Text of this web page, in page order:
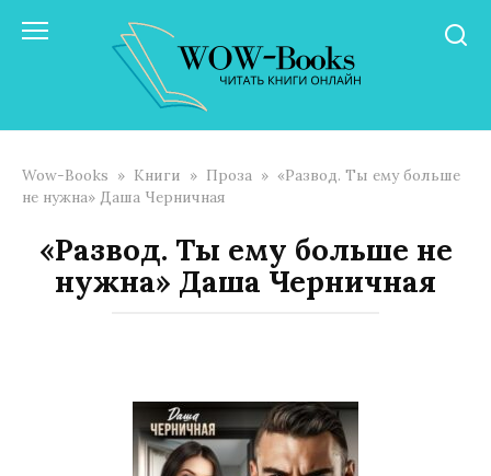
Wow-Books » Книги » Проза » «Развод. Ты ему больше
не нужна» Даша Черничная
«Развод. Ты ему больше не
нужна» Даша Черничная